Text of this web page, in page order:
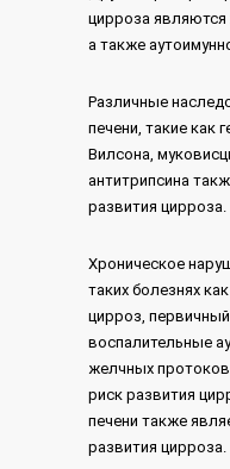
цирроза являются
а также
Различные
печени, такие как
Вилсона,
антитрипсина
развития цирроза.
Хроническое
таких болезнях
цирроз,
воспалительные
желчных протоков
риск развития
печени также
развития цирроза.